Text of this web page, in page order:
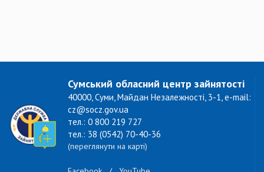
Сумський обласний центр зайнятості
40000, Суми, Майдан Незалежності, 3-1, e-mail:
cz@socz.gov.ua
тел.: 0 800 219 727
тел.: 38 (0542) 70-40-36
(переглянути на карті)